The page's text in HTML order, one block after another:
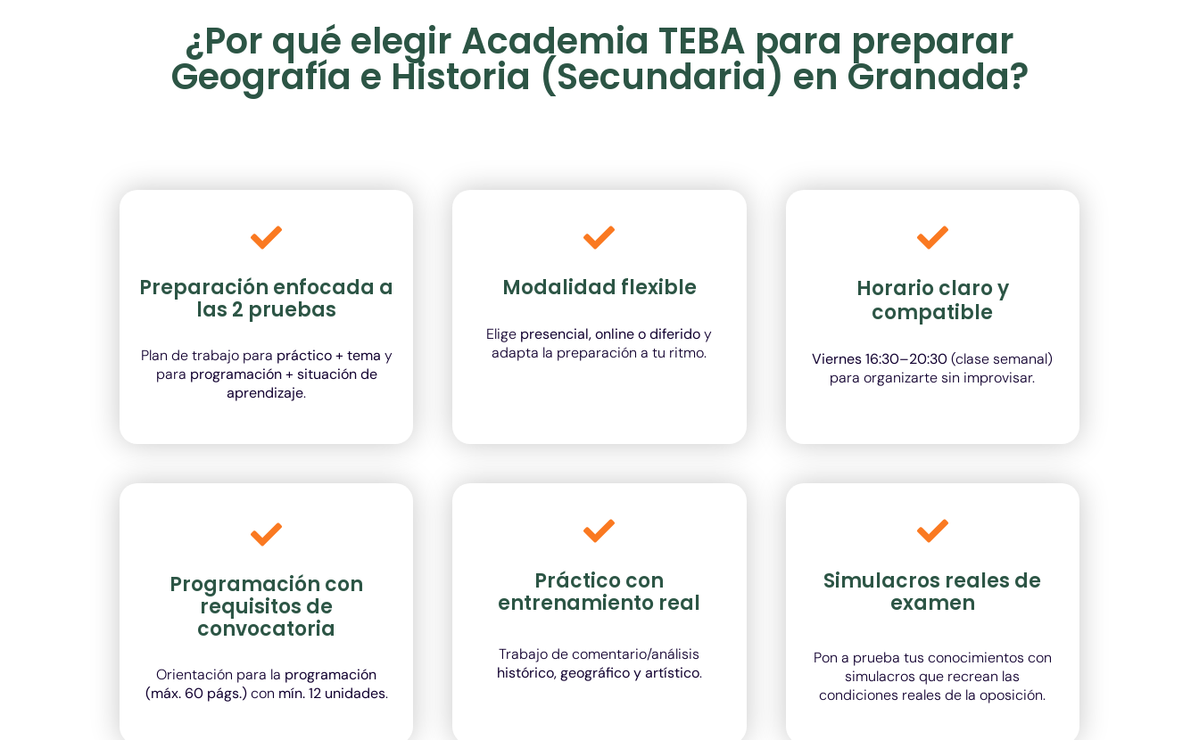
¿Por qué elegir Academia TEBA para preparar
Geografía e Historia (Secundaria) en Granada?
Preparación enfocada a
las 2 pruebas
Plan de trabajo para práctico + tema y
para programación + situación de
aprendizaje.
Modalidad flexible
Elige presencial, online o diferidoy
adapta la preparación a tu ritmo.
Horario claro y
compatible
Viernes 16:30–20:30(clase semanal)
para organizarte sin improvisar.
Programación con
requisitos de
convocatoria
Orientación para la programación
(máx. 60 págs.)con mín. 12 unidades.
Práctico con
entrenamiento real
Trabajo de comentario/análisis
histórico, geográfico y artístico.
Simulacros reales de
examen
Pon a prueba tus conocimientos con
simulacros que recrean las
condiciones reales de la oposición.